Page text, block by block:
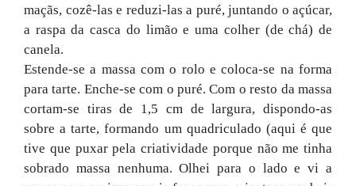
maçãs, cozê-las e reduzi-las a puré, juntando o açúcar,
a raspa da casca do limão e uma colher (de chá) de
canela.
Estende-se a massa com o rolo e coloca-se na forma
para tarte. Enche-se com o puré. Com o resto da massa
cortam-se tiras de 1,5 cm de largura, dispondo-as
sobre a tarte, formando um quadriculado (aqui é que
tive que puxar pela criatividade porque não me tinha
sobrado massa nenhuma. Olhei para o lado e vi a